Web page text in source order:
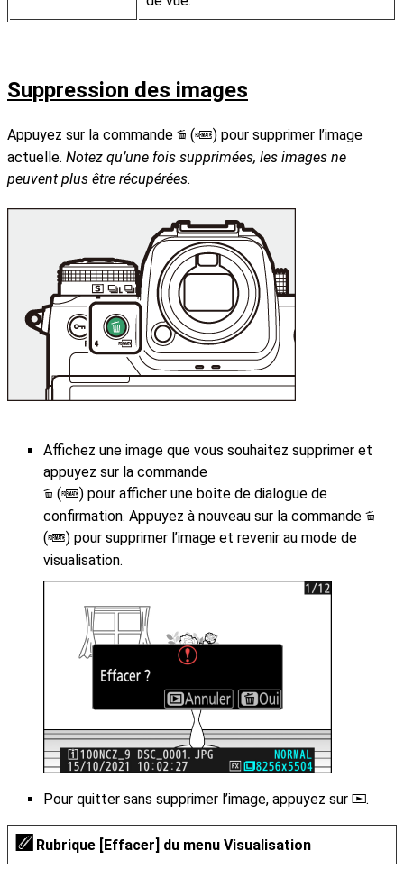
Suppression des images
Appuyez sur la commande O (Q) pour supprimer l’image
actuelle. Notez qu’une fois supprimées, les images ne
peuvent plus être récupérées.
Affichez une image que vous souhaitez supprimer et
appuyez sur la commande
O (Q) pour afficher une boîte de dialogue de
confirmation. Appuyez à nouveau sur la commande O
(Q) pour supprimer l’image et revenir au mode de
visualisation.
Pour quitter sans supprimer l’image, appuyez sur K.
Rubrique [Effacer] du menu Visualisation